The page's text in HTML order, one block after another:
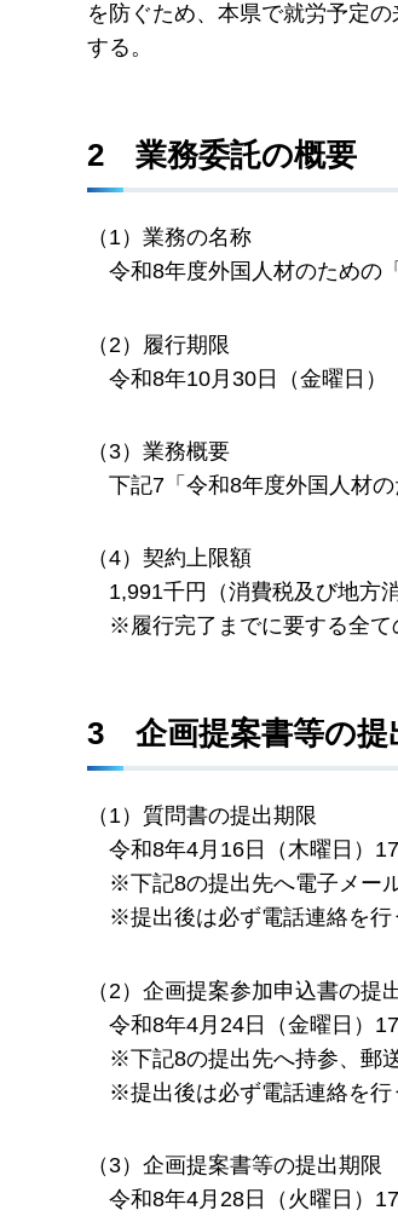
を防ぐため、本県で就労予定
する。
2 業務委託の概要
（1）業務の名称
令和8年度外国人材のための
（2）履行期限
令和8年10月30日（金曜日）
（3）業務概要
下記7「令和8年度外国人材
（4）契約上限額
1,991千円（消費税及び地方
※履行完了までに要する全て
3 企画提案書等の提
（1）質問書の提出期限
令和8年4月16日（木曜日）
※下記8の提出先へ電子メー
※提出後は必ず電話連絡を行
（2）企画提案参加申込書の提
令和8年4月24日（金曜日）
※下記8の提出先へ持参、郵
※提出後は必ず電話連絡を行
（3）企画提案書等の提出期限
令和8年4月28日（火曜日）